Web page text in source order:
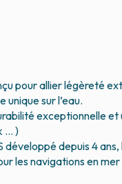
pour allier légèreté
sur l’eau.
exceptionnelle et
… )
développé depuis 4
les navigations en